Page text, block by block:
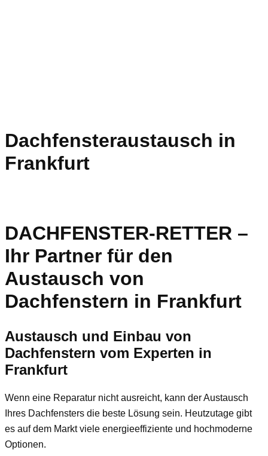
Dachfensteraustausch in
Frankfurt
DACHFENSTER-RETTER –
Ihr Partner für den
Austausch von
Dachfenstern in Frankfurt
Austausch und Einbau von
Dachfenstern vom Experten in
Frankfurt
Wenn eine Reparatur nicht ausreicht, kann der Austausch
Ihres Dachfensters die beste Lösung sein. Heutzutage gibt
es auf dem Markt viele energieeffiziente und hochmoderne
Optionen.